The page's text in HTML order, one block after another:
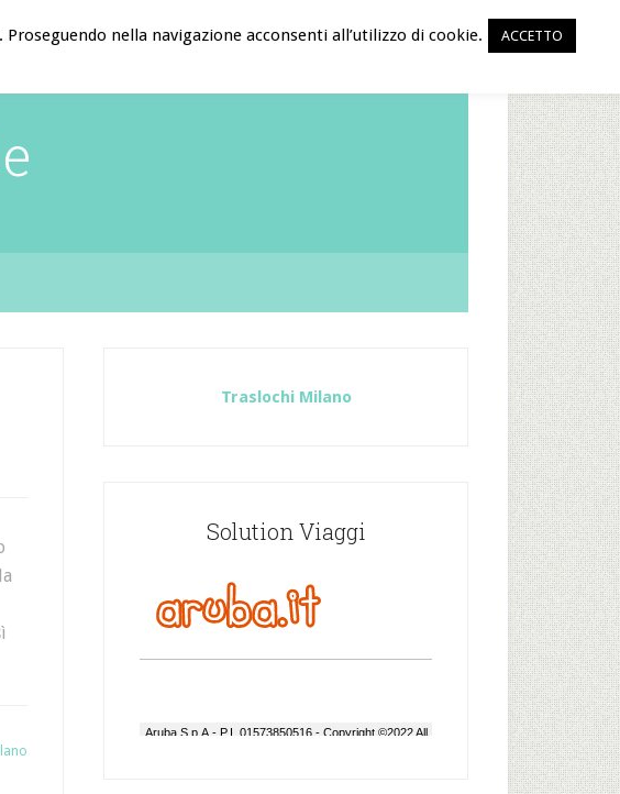
Traslochi Milano
Solution Viaggi
nella navigazione acconsenti all’utilizzo di cookie. ACCETTO